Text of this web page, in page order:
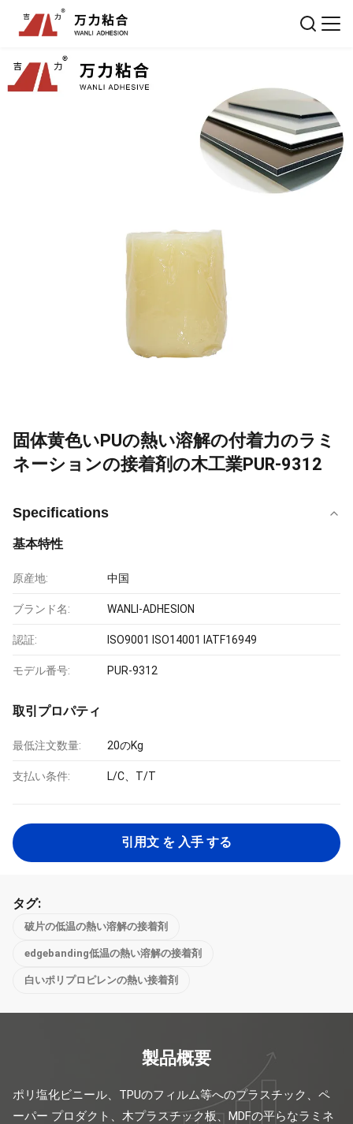
固体黄色いPUの熱い溶解の付着力のラミ
ネーションの接着剤の木工業PUR-9312
Specifications
基本特性
原産地: 中国
ブランド名: WANLI-ADHESION
認証: ISO9001 ISO14001 IATF16949
モデル番号: PUR-9312
取引プロパティ
最低注文数量: 20のKg
支払い条件: L/C、T/T
引用文 を 入手 する
タグ:
破片の低温の熱い溶解の接着剤
edgebanding低温の熱い溶解の接着剤
白いポリプロピレンの熱い接着剤
製品概要
ポリ塩化ビニール、TPUのフィルム等へのプラスチック、ペ
ーパー プロダクト、木プラスチック板、MDFの平らなラミネ